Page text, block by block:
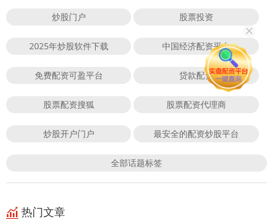
炒股门户 股票投资
2025年炒股软件下载 中国经济配资平台
免费配资可盈平台 贷款配资
股票配资搜狐 股票配资代理商
炒股开户门户 最安全的配资炒股平台
全部话题标签
热门文章